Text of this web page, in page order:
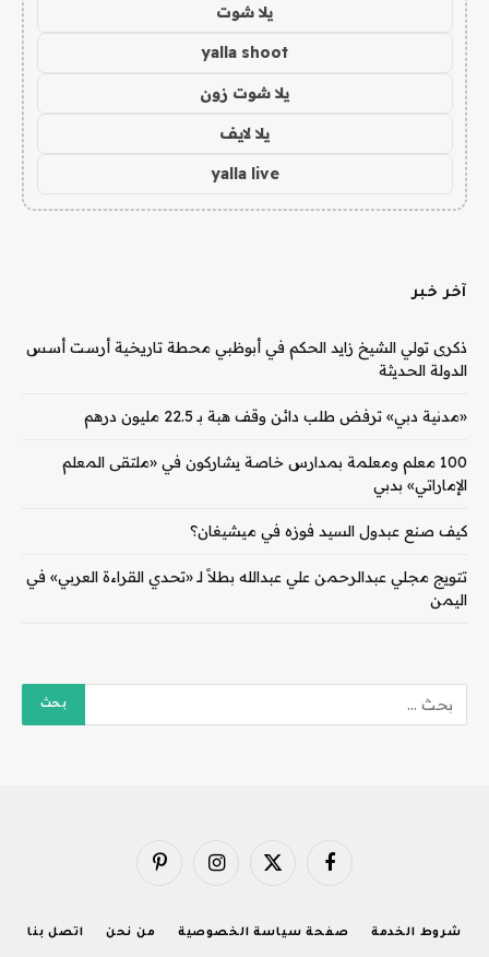
يلا شوت
yalla shoot
يلا شوت زون
يلا لايف
yalla live
آخر خبر
ذكرى تولي الشيخ زايد الحكم في أبوظبي محطة تاريخية أرست أسس
الدولة الحديثة
«مدنية دبي» ترفض طلب دائن وقف هبة بـ 22.5 مليون درهم
100 معلم ومعلمة بمدارس خاصة يشاركون في «ملتقى المعلم
الإماراتي» بدبي
كيف صنع عبدول السيد فوزه في ميشيغان؟
تتويج مجلي عبدالرحمن علي عبدالله بطلاً لـ «تحدي القراءة العربي» في
اليمن
فيسبوك X
الانستغرامبينتيريست
شروط الخدمة صفحة سياسة الخصوصية من نحن اتصل بنا